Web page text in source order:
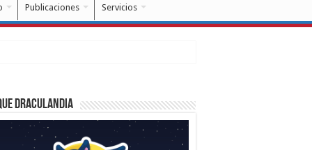
Publicaciones Servicios
Draculandia